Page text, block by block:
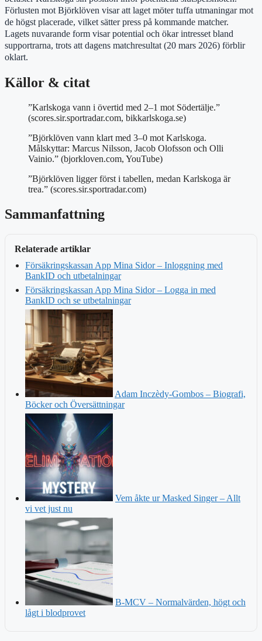
Förlusten mot Björklöven visar att laget möter tuffa utmaningar mot
de högst placerade, vilket sätter press på kommande matcher.
Lagets nuvarande form visar potential och ökar intresset bland
supportrarna, trots att dagens matchresultat (20 mars 2026) förblir
oklart.
Källor & citat
”Karlskoga vann i övertid med 2–1 mot Södertälje.”
(scores.sir.sportradar.com, bikkarlskoga.se)
”Björklöven vann klart med 3–0 mot Karlskoga.
Målskyttar: Marcus Nilsson, Jacob Olofsson och Olli
Vainio.” (bjorkloven.com, YouTube)
”Björklöven ligger först i tabellen, medan Karlskoga är
trea.” (scores.sir.sportradar.com)
Sammanfattning
Relaterade artiklar
Försäkringskassan App Mina Sidor – Inloggning med
BankID och utbetalningar
Försäkringskassan App Mina Sidor – Logga in med
BankID och se utbetalningar
Adam Inczèdy-Gombos – Biografi,
Böcker och Översättningar
Vem åkte ur Masked Singer – Allt
vi vet just nu
B-MCV – Normalvärden, högt och
lågt i blodprovet